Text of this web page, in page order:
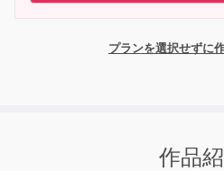
プランを選択せずに
作品